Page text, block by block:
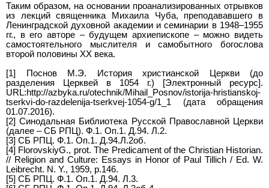
Таким образом, на основании проанализированных отрывков
из лекций священника Михаила Чуба, преподававшего в
Ленинградской духовной академии и семинарии в 1948–1955
гг., в его авторе – будущем архиепископе – можно видеть
самостоятельного мыслителя и самобытного богослова
второй половины XX века.
[1] Поснов М.Э. История христианской Церкви (до
разделения Церквей в 1054 г.) [Электронный ресурс].
URL:http://azbyka.ru/otechnik/Mihail_Posnov/istorija-hristianskoj-
tserkvi-do-razdelenija-tserkvej-1054-g/1_1 (дата обращения
01.07.2016).
[2] Синодальная Библиотека Русской Православной Церкви
(далее – СБ РПЦ). Ф.1. Оп.1. Д.94. Л.2.
[3] СБ РПЦ. Ф.1. Оп.1. Д.94.Л.2об.
[4] FlorovskiyG., prot. The Predicament of the Christian Historian.
// Religion and Culture: Essays in Honor of Paul Tillich / Ed. W.
Leibrecht. N. Y., 1959, p.146.
[5] СБ РПЦ. Ф.1. Оп.1. Д.94. Л.3.